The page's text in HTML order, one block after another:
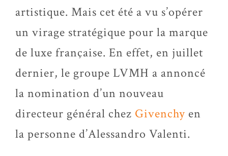
artistique. Mais cet été a vu s’opérer
un virage stratégique pour la marque
de luxe française. En effet, en juillet
dernier, le groupe LVMH a annoncé
la nomination d’un nouveau
directeur général chez Givenchy en
la personne d’Alessandro Valenti.